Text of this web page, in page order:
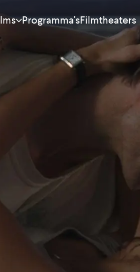
Programma'sFilmtheaters